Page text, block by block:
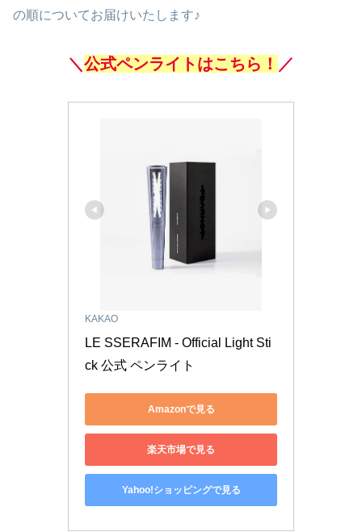
の順についてお届けいたします♪
＼公式ペンライトはこちら！ ／
KAKAO
LE SSERAFIM - Official Light Sti
ck 公式 ペンライト
Amazonで見る
楽天市場で見る
Yahoo!ショッピングで見る